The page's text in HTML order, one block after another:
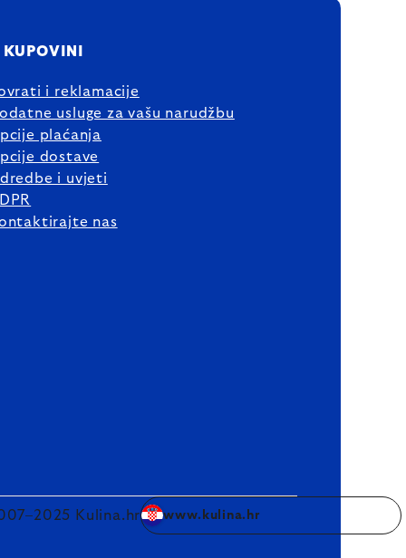
KUPOVINI
i reklamacije
usluge za vašu narudžbu
plaćanja
dostave
i uvjeti
nas
Kulina.hr www.kulina.hr